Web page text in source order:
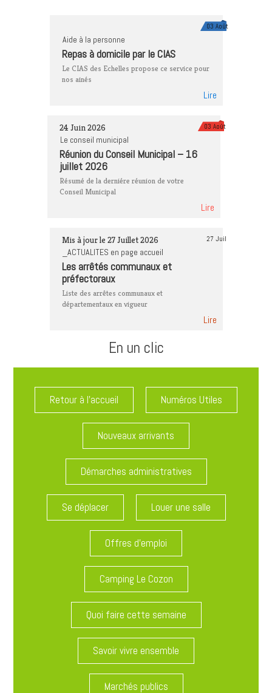
Aide à la personne
Repas à domicile par le CIAS
Le CIAS des Echelles propose ce service pour
nos ainés
Lire
03 Août
24 Juin 2026
Le conseil municipal
Réunion du Conseil Municipal – 16
juillet 2026
Résumé de la derniére réunion de votre
Conseil Municipal
Lire
03 Août
Mis à jour le 27 Juillet 2026
_ACTUALITES en page accueil
Les arrêtés communaux et
préfectoraux
Liste des arrêtes communaux et
départementaux en vigueur
Lire
27 Juil
En un clic
Retour à l'accueil Numéros Utiles
Nouveaux arrivants
Démarches administratives
Se déplacer Louer une salle
Offres d'emploi
Camping Le Cozon
Quoi faire cette semaine
Savoir vivre ensemble
Marchés publics